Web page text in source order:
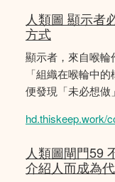
人類圖 顯示者
方式
顯示者，來自喉
「組織在喉輪中
便發現「未必想做
hd.thiskeep.work/
人類圖閘門59
介紹人而成為